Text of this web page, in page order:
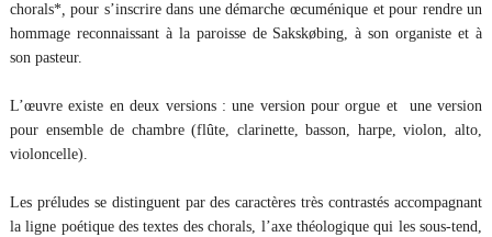
chorals*, pour s’inscrire dans une démarche œcuménique et pour rendre un
hommage reconnaissant à la paroisse de Sakskøbing, à son organiste et à
son pasteur.
L’œuvre existe en deux versions : une version pour orgue et une version
pour ensemble de chambre (flûte, clarinette, basson, harpe, violon, alto,
violoncelle).
Les préludes se distinguent par des caractères très contrastés accompagnant
la ligne poétique des textes des chorals, l’axe théologique qui les sous-tend,